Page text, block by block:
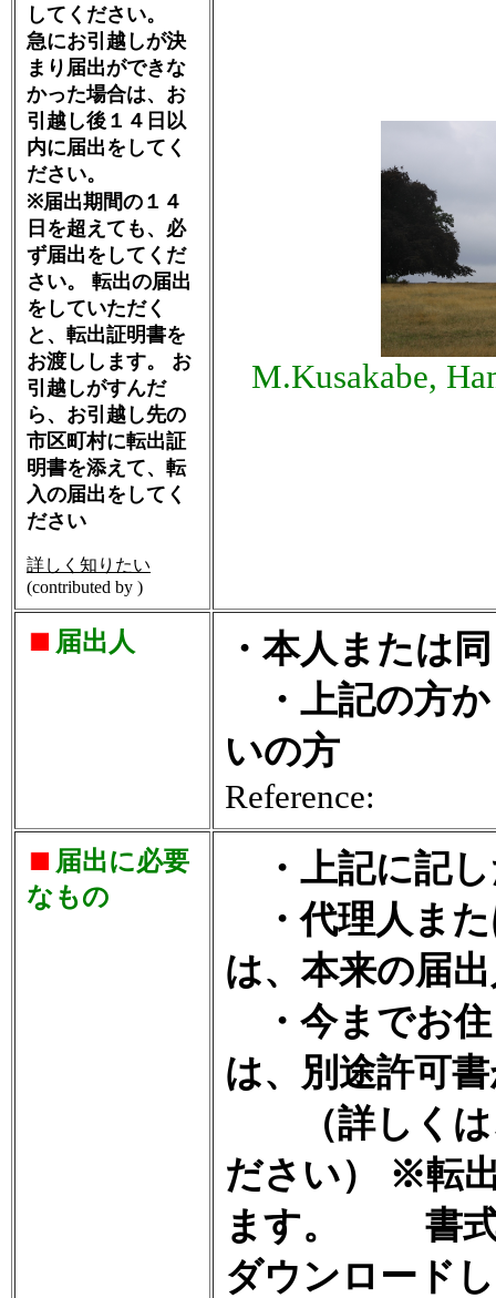
してください。
急にお引越しが決
まり届出ができな
かった場合は、お
引越し後１４日以
内に届出をしてく
ださい。
※届出期間の１４
日を超えても、必
ず届出をしてくだ
さい。 転出の届出
をしていただく
と、転出証明書を
お渡しします。 お
引越しがすんだ
ら、お引越し先の
市区町村に転出証
明書を添えて、転
入の届出をしてく
ださい
詳しく知りたい
(contributed by )
M.Kusakabe,
届出人
・本人または
・上記の方か
いの方
Reference:
届出に必要
なもの
・上記に記し
・代理人また
は、本来の届
・今までお住
は、別途許可
（詳しくは
ださい） ※転
ます。 書式
ダウンロード